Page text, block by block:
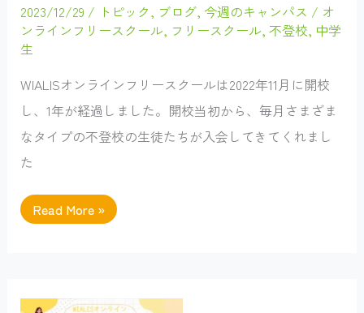
2023/12/29 / トピック, ブログ, 今週のキャンパス / オ
ンラインフリースクール, フリースクール, 不登校, 中学
生
WIALISオンラインフリースクールは2022年11月に開校
し、1年が経過しました。開校当初から、毎月さまざま
なタイプの不登校の生徒たちが入会してきてくれまし
た
WIALIS
に
年
Read More »